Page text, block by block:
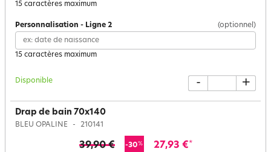
15 caractères maximum
Personnalisation - Ligne 2 (optionnel)
15 caractères maximum
Disponible - +
Drap de bain 70x140
BLEU OPALINE 210141
39,90 € -30% 27,93 €*